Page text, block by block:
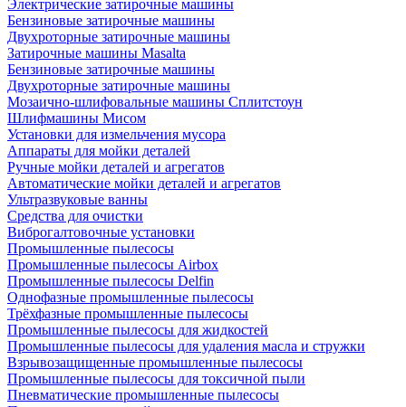
Электрические затирочные машины
Бензиновые затирочные машины
Двухроторные затирочные машины
Затирочные машины Masalta
Бензиновые затирочные машины
Двухроторные затирочные машины
Мозаично-шлифовальные машины Сплитстоун
Шлифмашины Мисом
Установки для измельчения мусора
Аппараты для мойки деталей
Ручные мойки деталей и агрегатов
Автоматические мойки деталей и агрегатов
Ультразвуковые ванны
Средства для очистки
Виброгалтовочные установки
Промышленные пылесосы
Промышленные пылесосы Airbox
Промышленные пылесосы Delfin
Однофазные промышленные пылесосы
Трёхфазные промышленные пылесосы
Промышленные пылесосы для жидкостей
Промышленные пылесосы для удаления масла и стружки
Взрывозащищенные промышленные пылесосы
Промышленные пылесосы для токсичной пыли
Пневматические промышленные пылесосы